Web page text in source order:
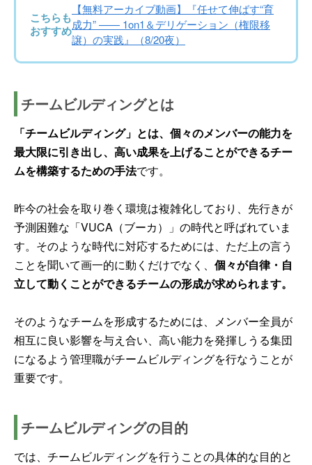
こちらも
おすすめ
【無料アーカイブ動画】『任せて伸ばす“育
成力” —— 1on1＆デリゲーション（権限移
譲）の実践』（8/20夜）
チームビルディングとは
「チームビルディング」とは、個々のメンバーの能力を
最大限に引き出し、高い成果を上げることができるチー
ムを構築するための手法です。
昨今の社会を取り巻く環境は複雑化しており、先行きが
予測困難な「VUCA（ブーカ）」の時代と呼ばれていま
す。そのような時代に対応するためには、ただ上の言う
ことを聞いて画一的に動くだけでなく、 個々が自律・自
立して動くことができるチームの形成が求められます。
そのようなチームを形成するためには、メンバー全員が
相互に良い影響を与え合い、高い能力を発揮しうる集団
になるよう管理職がチームビルディングを行なうことが
重要です。
チームビルディングの目的
では、チームビルディングを行うことの具体的な目的と